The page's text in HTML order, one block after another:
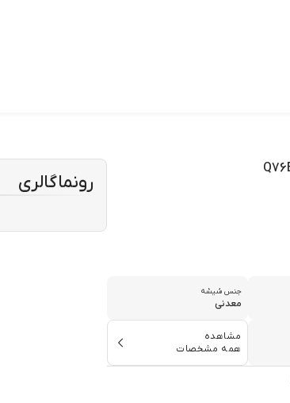
جنس شیشه
معدنی
مشاهده
همه مشخصات
رونماگالری